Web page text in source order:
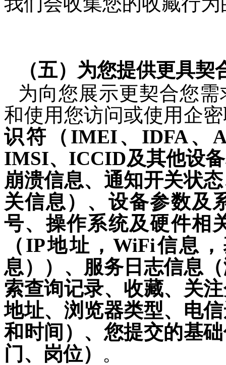
（五）为您提供更具契
为向您展示更契合您
和使用您访问或使用 企
识符（IMEI、IDFA、
IMSI、ICCID及其他设
崩溃信息、通知开关状
关信息）、设备参数及
号、操作系统及硬件相
（IP地址， WiFi信息
息））、服务日志信息
索查询记录、收藏、关
地址、浏览器类型、电
和时间）、您提交的基
门、岗位） 。